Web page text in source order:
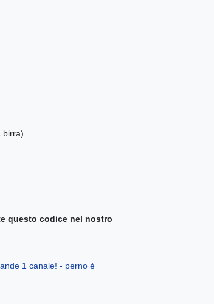
birra)
questo codice nel nostro
1 canale! - perno è